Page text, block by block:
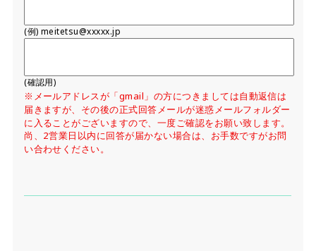
(例) meitetsu@xxxxx.jp
(確認用)
※メールアドレスが「gmail」の方につきましては自動返信は
届きますが、その後の正式回答メールが迷惑メールフォルダー
に入ることがございますので、一度ご確認をお願い致します。
尚、2営業日以内に回答が届かない場合は、お手数ですがお問
い合わせください。